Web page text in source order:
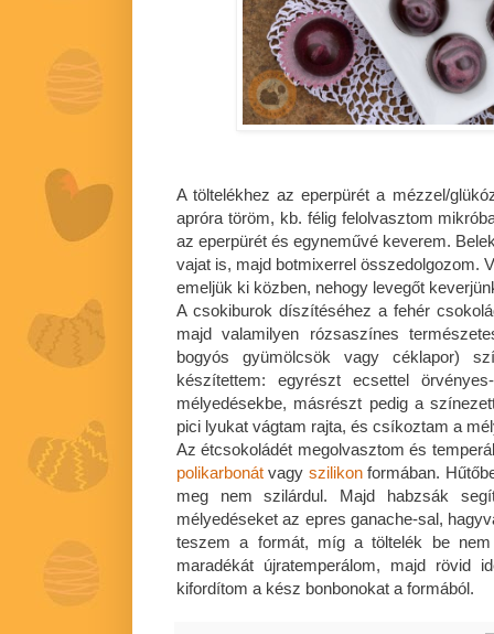
A töltelékhez az eperpürét a mézzel/
apróra töröm, kb. félig felolvasztom
az eperpürét és egyneművé keverem.
vajat is, majd botmixerrel összedolgozom.
emeljük ki közben, nehogy levegőt
A csokiburok díszítéséhez a fehér
majd valamilyen rózsaszínes
bogyós gyümölcsök vagy céklapor)
készítettem: egyrészt ecsettel
mélyedésekbe, másrészt pedig a
pici lyukat vágtam rajta, és csíkoztam a
Az étcsokoládét megolvasztom és
polikarbonát vagy szilikonformában.
meg nem szilárdul. Majd habzsák
mélyedéseket az epres ganache-sal,
teszem a formát, míg a töltelék be
maradékát újratemperálom, majd rövid
kifordítom a kész bonbonokat a formából.